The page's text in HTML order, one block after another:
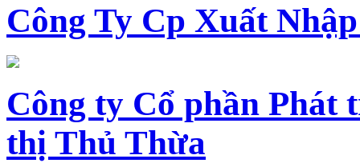
Công Ty Cp Xuất
Công ty Cổ phần Phát
thị Thủ Thừa